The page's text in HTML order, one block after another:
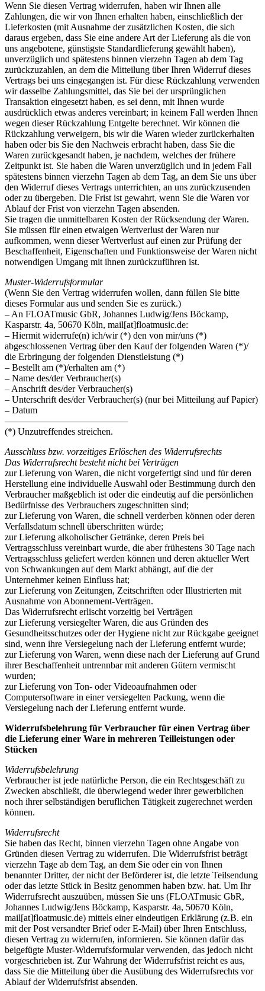
Wenn Sie diesen Vertrag widerrufen, haben wir Ihnen alle
Zahlungen, die wir von Ihnen erhalten haben, einschließlich der
Lieferkosten (mit Ausnahme der zusätzlichen Kosten, die sich
daraus ergeben, dass Sie eine andere Art der Lieferung als die von
uns angebotene, günstigste Standardlieferung gewählt haben),
unverzüglich und spätestens binnen vierzehn Tagen ab dem Tag
zurückzuzahlen, an dem die Mitteilung über Ihren Widerruf dieses
Vertrags bei uns eingegangen ist. Für diese Rückzahlung verwenden
wir dasselbe Zahlungsmittel, das Sie bei der ursprünglichen
Transaktion eingesetzt haben, es sei denn, mit Ihnen wurde
ausdrücklich etwas anderes vereinbart; in keinem Fall werden Ihnen
wegen dieser Rückzahlung Entgelte berechnet. Wir können die
Rückzahlung verweigern, bis wir die Waren wieder zurückerhalten
haben oder bis Sie den Nachweis erbracht haben, dass Sie die
Waren zurückgesandt haben, je nachdem, welches der frühere
Zeitpunkt ist. Sie haben die Waren unverzüglich und in jedem Fall
spätestens binnen vierzehn Tagen ab dem Tag, an dem Sie uns über
den Widerruf dieses Vertrags unterrichten, an uns zurückzusenden
oder zu übergeben. Die Frist ist gewahrt, wenn Sie die Waren vor
Ablauf der Frist von vierzehn Tagen absenden.
Sie tragen die unmittelbaren Kosten der Rücksendung der Waren.
Sie müssen für einen etwaigen Wertverlust der Waren nur
aufkommen, wenn dieser Wertverlust auf einen zur Prüfung der
Beschaffenheit, Eigenschaften und Funktionsweise der Waren nicht
notwendigen Umgang mit ihnen zurückzuführen ist.
Muster-Widerrufsformular
(Wenn Sie den Vertrag widerrufen wollen, dann füllen Sie bitte
dieses Formular aus und senden Sie es zurück.)
– An FLOATmusic GbR, Johannes Ludwig/Jens Böckamp,
Kasparstr. 4a, 50670 Köln, mail[at]floatmusic.de:
– Hiermit widerrufe(n) ich/wir (*) den von mir/uns (*)
abgeschlossenen Vertrag über den Kauf der folgenden Waren (*)/
die Erbringung der folgenden Dienstleistung (*)
– Bestellt am (*)/erhalten am (*)
– Name des/der Verbraucher(s)
– Anschrift des/der Verbraucher(s)
– Unterschrift des/der Verbraucher(s) (nur bei Mitteilung auf Papier)
– Datum
—————————————
(*) Unzutreffendes streichen.
Ausschluss bzw. vorzeitiges Erlöschen des Widerrufsrechts
Das Widerrufsrecht besteht nicht bei Verträgen
zur Lieferung von Waren, die nicht vorgefertigt sind und für deren
Herstellung eine individuelle Auswahl oder Bestimmung durch den
Verbraucher maßgeblich ist oder die eindeutig auf die persönlichen
Bedürfnisse des Verbrauchers zugeschnitten sind;
zur Lieferung von Waren, die schnell verderben können oder deren
Verfallsdatum schnell überschritten würde;
zur Lieferung alkoholischer Getränke, deren Preis bei
Vertragsschluss vereinbart wurde, die aber frühestens 30 Tage nach
Vertragsschluss geliefert werden können und deren aktueller Wert
von Schwankungen auf dem Markt abhängt, auf die der
Unternehmer keinen Einfluss hat;
zur Lieferung von Zeitungen, Zeitschriften oder Illustrierten mit
Ausnahme von Abonnement-Verträgen.
Das Widerrufsrecht erlischt vorzeitig bei Verträgen
zur Lieferung versiegelter Waren, die aus Gründen des
Gesundheitsschutzes oder der Hygiene nicht zur Rückgabe geeignet
sind, wenn ihre Versiegelung nach der Lieferung entfernt wurde;
zur Lieferung von Waren, wenn diese nach der Lieferung auf Grund
ihrer Beschaffenheit untrennbar mit anderen Gütern vermischt
wurden;
zur Lieferung von Ton- oder Videoaufnahmen oder
Computersoftware in einer versiegelten Packung, wenn die
Versiegelung nach der Lieferung entfernt wurde.
Widerrufsbelehrung für Verbraucher für einen Vertrag über
die Lieferung einer Ware in mehreren Teilleistungen oder
Stücken
Widerrufsbelehrung
Verbraucher ist jede natürliche Person, die ein Rechtsgeschäft zu
Zwecken abschließt, die überwiegend weder ihrer gewerblichen
noch ihrer selbständigen beruflichen Tätigkeit zugerechnet werden
können.
Widerrufsrecht
Sie haben das Recht, binnen vierzehn Tagen ohne Angabe von
Gründen diesen Vertrag zu widerrufen. Die Widerrufsfrist beträgt
vierzehn Tage ab dem Tag, an dem Sie oder ein von Ihnen
benannter Dritter, der nicht der Beförderer ist, die letzte Teilsendung
oder das letzte Stück in Besitz genommen haben bzw. hat. Um Ihr
Widerrufsrecht auszuüben, müssen Sie uns (FLOATmusic GbR,
Johannes Ludwig/Jens Böckamp, Kasparstr. 4a, 50670 Köln,
mail[at]floatmusic.de) mittels einer eindeutigen Erklärung (z.B. ein
mit der Post versandter Brief oder E-Mail) über Ihren Entschluss,
diesen Vertrag zu widerrufen, informieren. Sie können dafür das
beigefügte Muster-Widerrufsformular verwenden, das jedoch nicht
vorgeschrieben ist. Zur Wahrung der Widerrufsfrist reicht es aus,
dass Sie die Mitteilung über die Ausübung des Widerrufsrechts vor
Ablauf der Widerrufsfrist absenden.